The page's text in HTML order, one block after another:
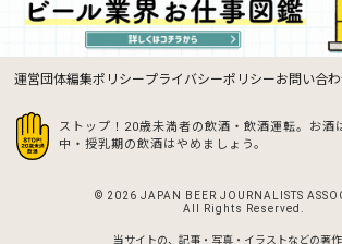
運営団体編集ポリシープライバシーポリシーお問い合
ストップ！20歳未満者の飲酒・飲酒運転。お酒
中・授乳期の飲酒はやめましょう。
© 2026 JAPAN BEER JOURNALISTS
All Rights Reserved.
当サイトの、記事・写真・イラストなどの著作